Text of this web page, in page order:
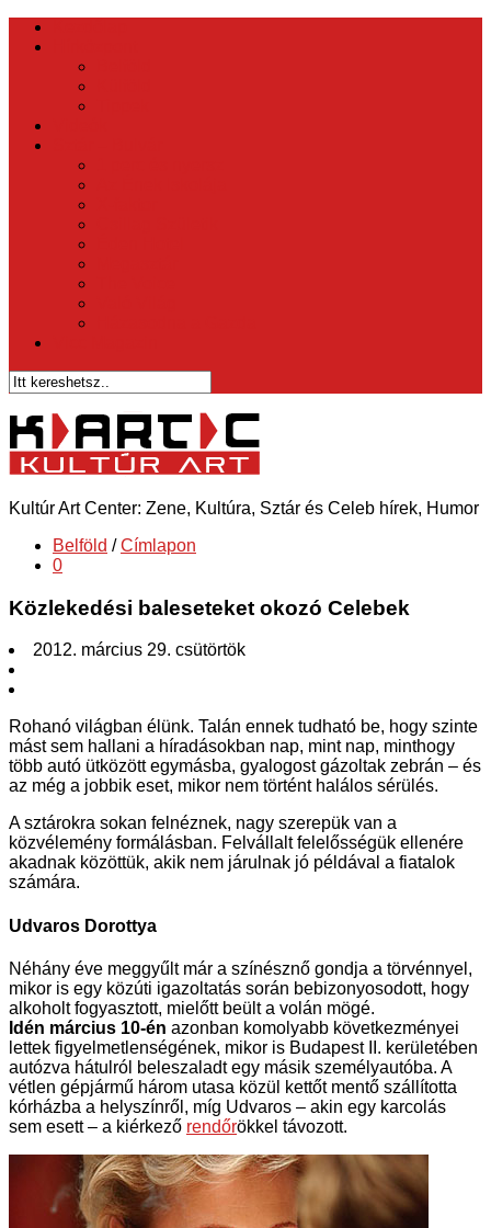
Kultúr Art Center: Zene, Kultúra, Sztár és Celeb hírek, Humor
Belföld / Címlapon
0
Közlekedési baleseteket okozó Celebek
2012. március 29. csütörtök
Rohanó világban élünk. Talán ennek tudható be, hogy szinte
mást sem hallani a híradásokban nap, mint nap, minthogy
több autó ütközött egymásba, gyalogost gázoltak zebrán – és
az még a jobbik eset, mikor nem történt halálos sérülés.
A sztárokra sokan felnéznek, nagy szerepük van a
közvélemény formálásban. Felvállalt felelősségük ellenére
akadnak közöttük, akik nem járulnak jó példával a fiatalok
számára.
Udvaros Dorottya
Néhány éve meggyűlt már a színésznő gondja a törvénnyel,
mikor is egy közúti igazoltatás során bebizonyosodott, hogy
alkoholt fogyasztott, mielőtt beült a volán mögé.
Idén március 10-én azonban komolyabb következményei
lettek figyelmetlenségének, mikor is Budapest II. kerületében
autózva hátulról beleszaladt egy másik személyautóba. A
vétlen gépjármű három utasa közül kettőt mentő szállította
kórházba a helyszínről, míg Udvaros – akin egy karcolás
sem esett – a kiérkező rendőrökkel távozott.